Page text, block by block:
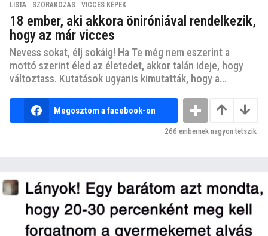
LISTA ,SZÓRAKOZÁS ,VICCES KÉPEK
18 ember, aki akkora öniróniával rendelkezik,
hogy az már vicces
Nevess sokat, élj sokáig! Ha Te még nem eszerint a
mottó szerint éled az életedet, akkor talán ideje, hogy
változtass. Kutatások ugyanis kimutatták, hogy a...
Megosztom a facebook-on
266 embernek nagyon tetszik